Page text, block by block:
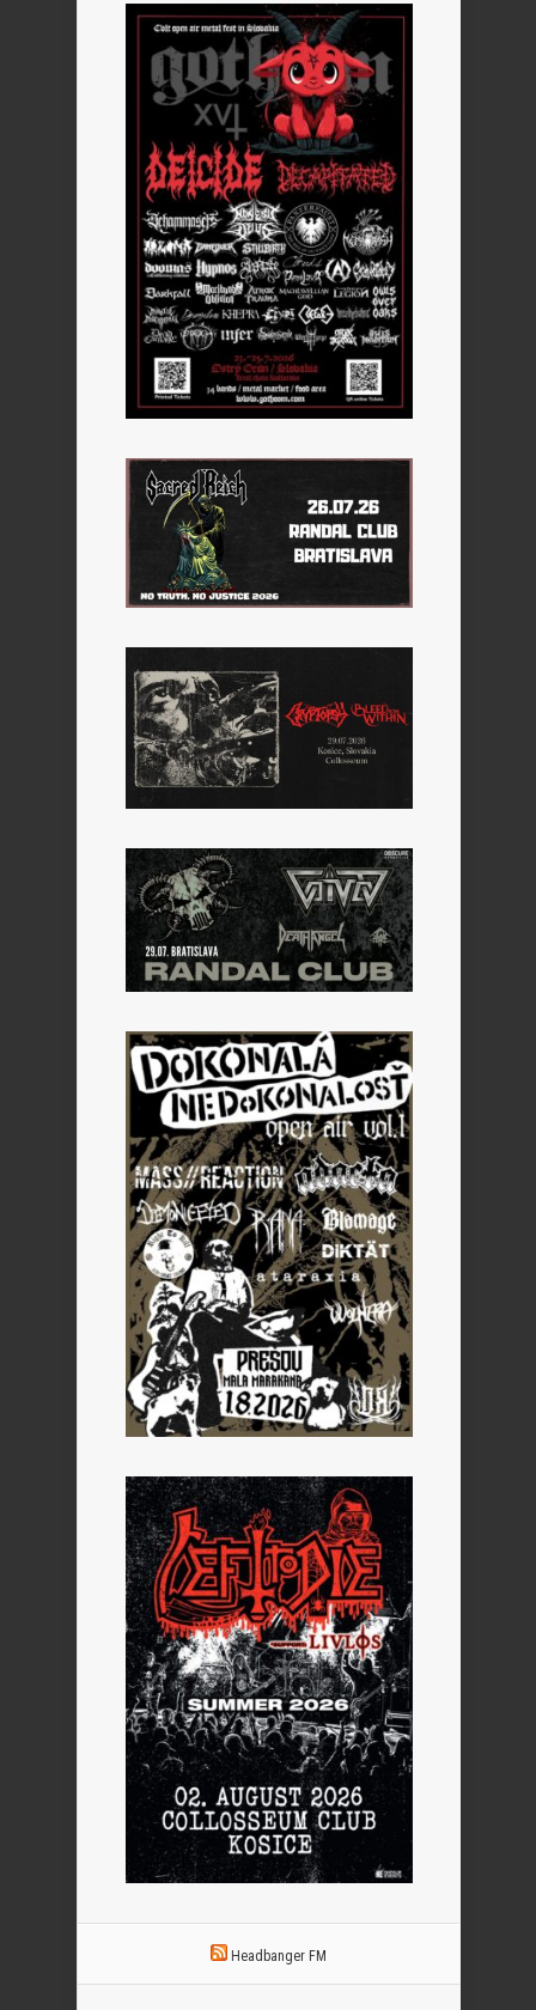
Headbanger FM